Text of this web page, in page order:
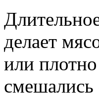
делает
или
смешались